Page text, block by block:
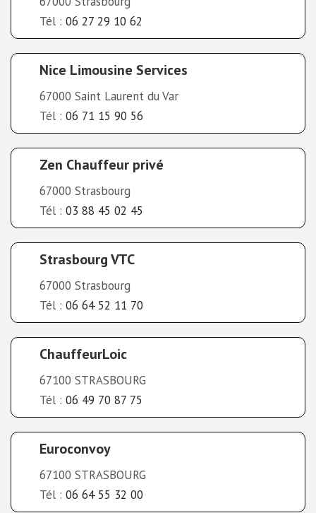
Tél : 06 27 29 10 62
Nice Limousine Services
67000 Saint Laurent du Var
Tél : 06 71 15 90 56
Zen Chauffeur privé
67000 Strasbourg
Tél : 03 88 45 02 45
Strasbourg VTC
67000 Strasbourg
Tél : 06 64 52 11 70
ChauffeurLoic
67100 STRASBOURG
Tél : 06 49 70 87 75
Euroconvoy
67100 STRASBOURG
Tél : 06 64 55 32 00